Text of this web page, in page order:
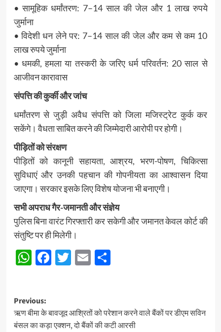
• सामूहिक धर्मांतरण: 7–14 साल की जेल और 1 लाख रुपये
जुर्माना
• विदेशी धन लेने पर: 7–14 साल की जेल और कम से कम 10
लाख रुपये जुर्माना
• धमकी, हमला या तस्करी के जरिए धर्म परिवर्तन: 20 साल से
आजीवन कारावास
संपत्ति की कुर्की और जांच
धर्मांतरण से जुड़ी अवैध संपत्ति को जिला मजिस्ट्रेट कुर्क कर
सकेंगे। वैधता साबित करने की जिम्मेदारी आरोपी पर होगी।
पीड़ितों को संरक्षण
पीड़ितों को कानूनी सहायता, आश्रय, भरण-पोषण, चिकित्सा
सुविधाएं और उनकी पहचान की गोपनीयता का आश्वासन दिया
जाएगा। सरकार इसके लिए विशेष योजना भी बनाएगी।
सभी अपराध गैर-जमानती और संज्ञेय
पुलिस बिना वारंट गिरफ्तारी कर सकेगी और जमानत केवल कोर्ट की
संतुष्टि पर ही मिलेगी।
WhatsApp
Facebook
Twitter
EmailShare
Post
navigation
Previous:
ऋण बीमा के बावजूद आश्रितों को परेशान करने वाले बैंकों पर डीएम सविन
बंसल का कड़ा एक्शन, दो बैंकों की कटी आरसी